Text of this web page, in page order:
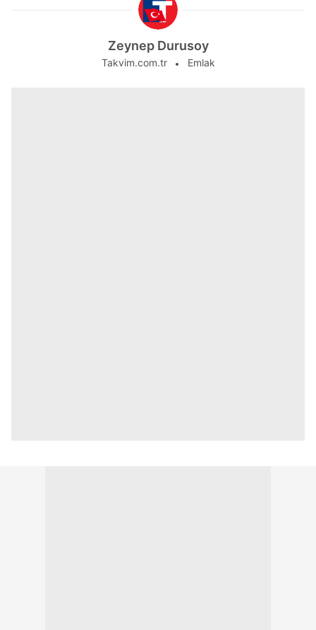
Zeynep Durusoy
Takvim.com.tr Emlak